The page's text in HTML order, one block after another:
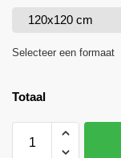
120x120 cm
Selecteer een formaat
Totaal